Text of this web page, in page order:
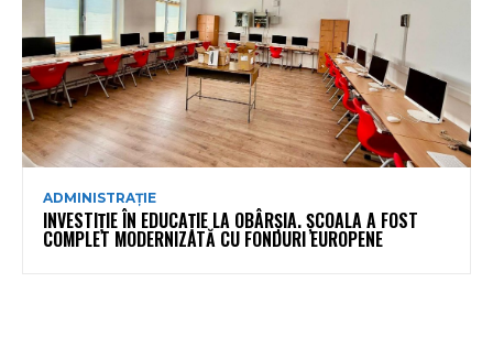
ADMINISTRAȚIE
INVESTIȚIE ÎN EDUCAȚIE LA OBÂRȘIA. ȘCOALA A FOST
COMPLET MODERNIZATĂ CU FONDURI EUROPENE